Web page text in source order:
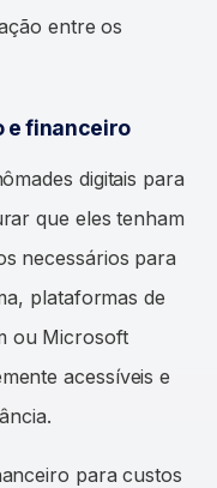
entre os
e financeiro
digitais para
que eles tenham
necessários para
plataformas de
ou Microsoft
acessíveis e
para custos